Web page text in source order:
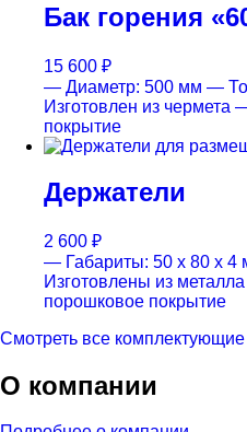
Бак горения
15 600 ₽
— Диаметр: 500 мм —
Изготовлен из чермета
покрытие
Держатели
2 600 ₽
— Габариты: 50 x 80 x 4
Изготовлены из металла
порошковое покрытие
Смотреть все комплектующие
О компании